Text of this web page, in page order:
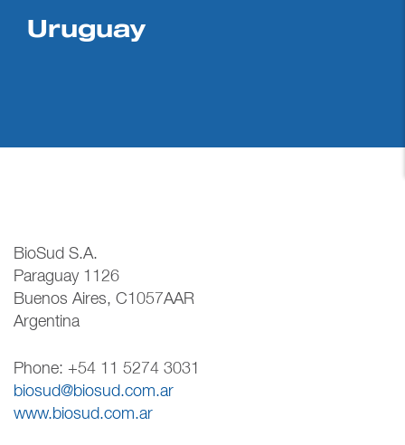
Uruguay
BioSud S.A.
Paraguay 1126
Buenos Aires, C1057AAR
Argentina
Phone: +54 11 5274 3031
biosud@biosud.com.ar
www.biosud.com.ar